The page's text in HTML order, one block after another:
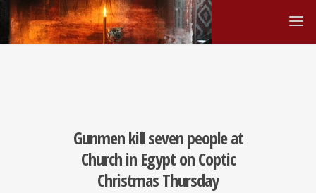
Gunmen kill seven people at
Church in Egypt on Coptic
Christmas Thursday